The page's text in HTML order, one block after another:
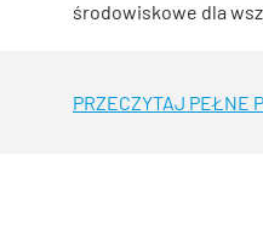
środowiskowe dla
PRZECZYTAJ PEŁNE